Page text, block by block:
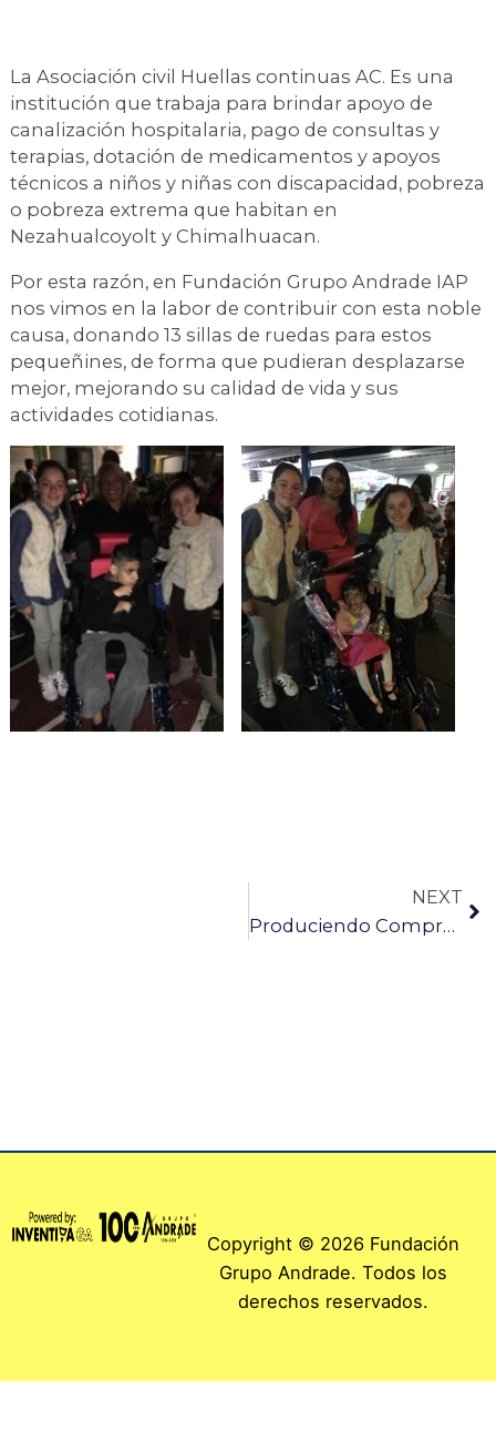
La Asociación civil Huellas continuas AC. Es una
institución que trabaja para brindar apoyo de
canalización hospitalaria, pago de consultas y
terapias, dotación de medicamentos y apoyos
técnicos a niños y niñas con discapacidad, pobreza
o pobreza extrema que habitan en
Nezahualcoyolt y Chimalhuacan.
Por esta razón, en Fundación Grupo Andrade IAP
nos vimos en la labor de contribuir con esta noble
causa, donando 13 sillas de ruedas para estos
pequeñines, de forma que pudieran desplazarse
mejor, mejorando su calidad de vida y sus
actividades cotidianas.
NEXT
Produciendo Compromisos A.C.
Copyright © 2026 Fundación
Grupo Andrade. Todos los
derechos reservados.